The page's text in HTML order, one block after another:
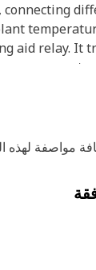
connecting
aid relay.
related
them
to
مواصفة لهذه